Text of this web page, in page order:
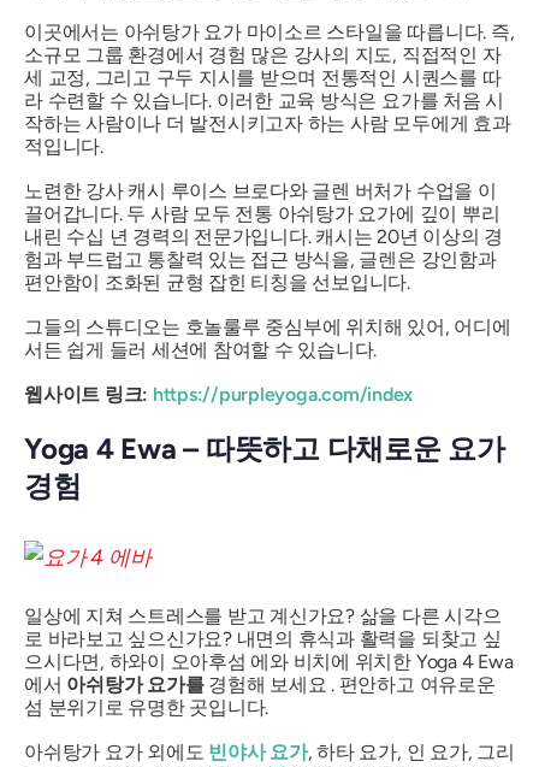
이곳에서는 아쉬탕가 요가 마이소르 스타일을 따릅니다. 즉,
소규모 그룹 환경에서 경험 많은 강사의 지도, 직접적인 자
세 교정, 그리고 구두 지시를 받으며 전통적인 시퀀스를 따
라 수련할 수 있습니다. 이러한 교육 방식은 요가를 처음 시
작하는 사람이나 더 발전시키고자 하는 사람 모두에게 효과
적입니다.
노련한 강사 캐시 루이스 브로다와 글렌 버처가 수업을 이
끌어갑니다. 두 사람 모두 전통 아쉬탕가 요가에 깊이 뿌리
내린 수십 년 경력의 전문가입니다. 캐시는 20년 이상의 경
험과 부드럽고 통찰력 있는 접근 방식을, 글렌은 강인함과
편안함이 조화된 균형 잡힌 티칭을 선보입니다.
그들의 스튜디오는 호놀룰루 중심부에 위치해 있어, 어디에
서든 쉽게 들러 세션에 참여할 수 있습니다.
웹사이트 링크: https://purpleyoga.com/index
Yoga 4 Ewa – 따뜻하고 다채로운 요가
경험
일상에 지쳐 스트레스를 받고 계신가요? 삶을 다른 시각으
로 바라보고 싶으신가요? 내면의 휴식과 활력을 되찾고 싶
으시다면, 하와이 오아후섬 에와 비치에 위치한 Yoga 4 Ewa
에서 아쉬탕가 요가를경험해 보세요 . 편안하고 여유로운
섬 분위기로 유명한 곳입니다.
아쉬탕가 요가 외에도 빈야사 요가, 하타 요가, 인 요가, 그리